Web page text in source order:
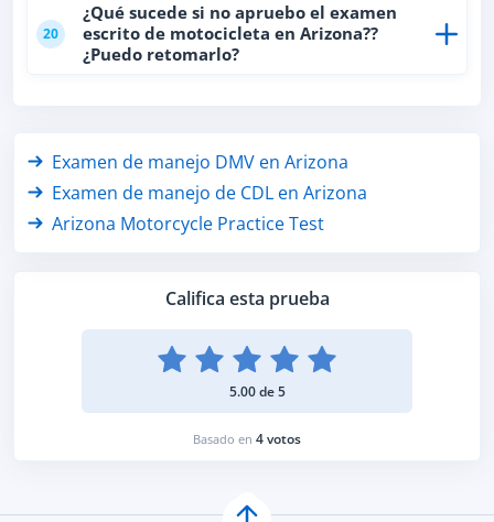
20
¿Qué sucede si no apruebo el examen
escrito de motocicleta en Arizona??
¿Puedo retomarlo?
Califica esta prueba
5.00 de 5
Basado en 4 votos
Examen de manejo DMV en Arizona
Examen de manejo de CDL en Arizona
Arizona Motorcycle Practice Test